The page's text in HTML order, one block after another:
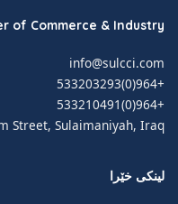
of Commerce & Industry
info@sulcci.com
+964(0)533203293
+964(0)533210491
Street, Sulaimaniyah, Iraq
لینکی خێرا